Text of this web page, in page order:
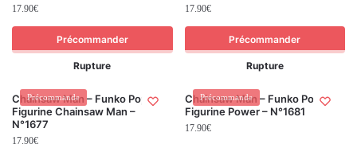
17.90€
Précommander
17.90€
Précommander
Précommande
Rupture
Chainsaw Man – Funko Pop! –
Figurine Chainsaw Man –
N°1677
17.90€
Précommande
Rupture
Chainsaw Man – Funko Pop! –
Figurine Power – N°1681
17.90€